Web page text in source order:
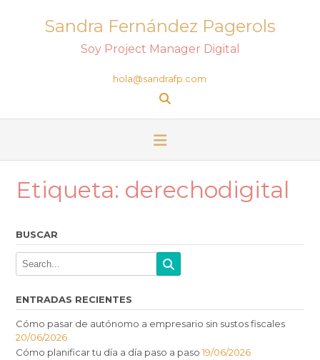
Sandra Fernández Pagerols
Soy Project Manager Digital
hola@sandrafp.com
Etiqueta: derechodigital
BUSCAR
ENTRADAS RECIENTES
Cómo pasar de autónomo a empresario sin sustos fiscales
20/06/2026
Cómo planificar tu día a día paso a paso 19/06/2026